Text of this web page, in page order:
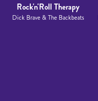
Rock'n'Roll Therapy
Dick Brave & The Backbeats